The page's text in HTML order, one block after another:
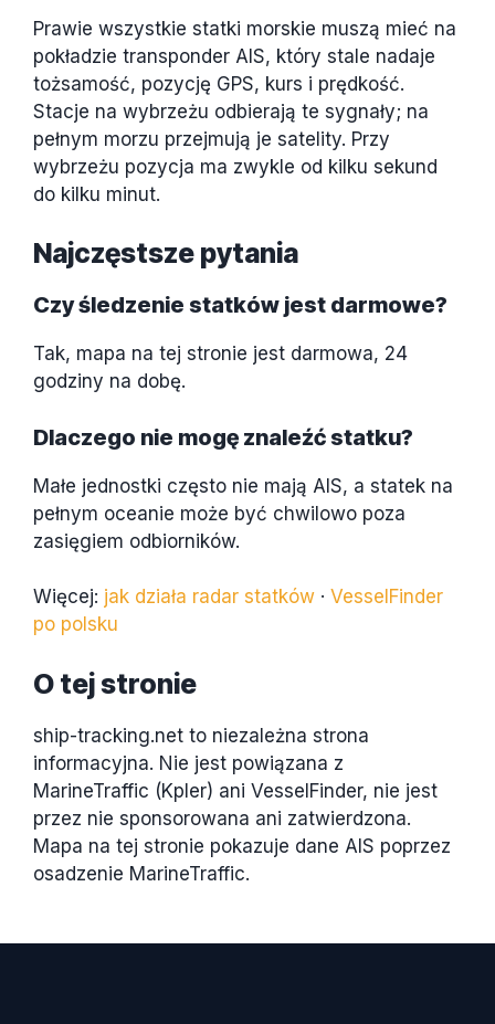
Prawie wszystkie statki morskie muszą mieć na
pokładzie transponder AIS, który stale nadaje
tożsamość, pozycję GPS, kurs i prędkość.
Stacje na wybrzeżu odbierają te sygnały; na
pełnym morzu przejmują je satelity. Przy
wybrzeżu pozycja ma zwykle od kilku sekund
do kilku minut.
Najczęstsze pytania
Czy śledzenie statków jest darmowe?
Tak, mapa na tej stronie jest darmowa, 24
godziny na dobę.
Dlaczego nie mogę znaleźć statku?
Małe jednostki często nie mają AIS, a statek na
pełnym oceanie może być chwilowo poza
zasięgiem odbiorników.
Więcej: jak działa radar statków · VesselFinder
po polsku
O tej stronie
ship-tracking.net to niezależna strona
informacyjna. Nie jest powiązana z
MarineTraffic (Kpler) ani VesselFinder, nie jest
przez nie sponsorowana ani zatwierdzona.
Mapa na tej stronie pokazuje dane AIS poprzez
osadzenie MarineTraffic.